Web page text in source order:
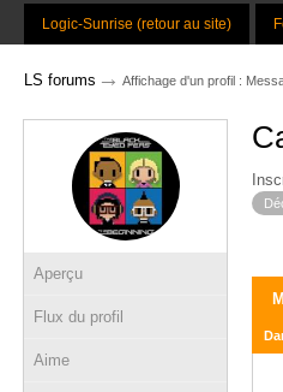
Logic-Sunrise (retour au site)
LS forums → Affichage d'un profil :
Aperçu
Flux du profil
Aime